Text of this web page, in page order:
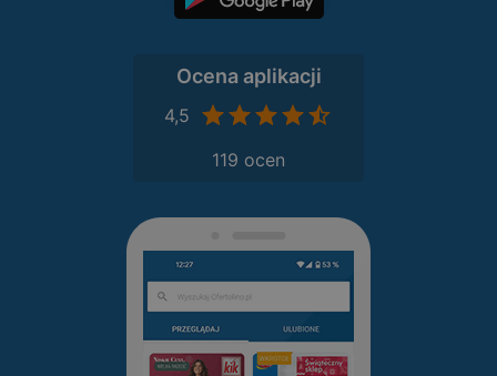
Ocena aplikacji
4,5
119 ocen